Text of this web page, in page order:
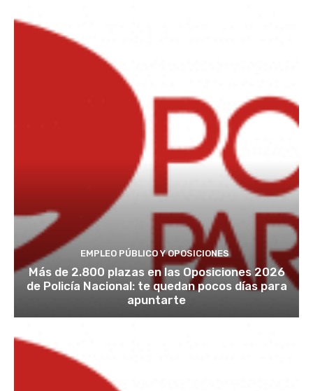
EMPLEO PÚBLICO Y OPOSICIONES
Más de 2.800 plazas en las Oposiciones 2026
de Policía Nacional: te quedan pocos días para
apuntarte